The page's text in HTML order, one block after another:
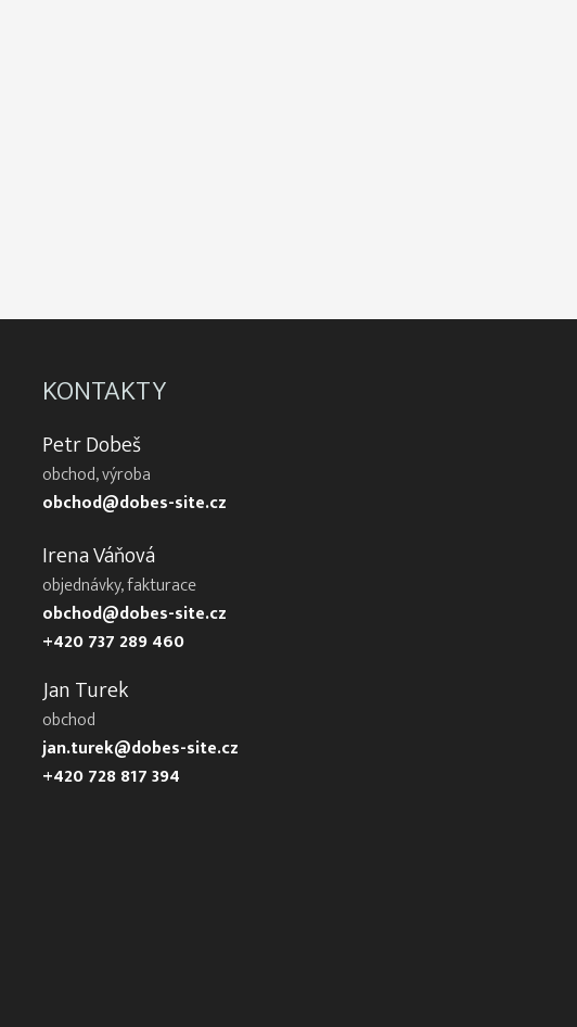
KONTAKTY
Petr Dobeš
obchod, výroba
obchod@dobes-site.cz
Irena Váňová
objednávky, fakturace
obchod@dobes-site.cz
+420 737 289 460
Jan Turek
obchod
jan.turek@dobes-site.cz
+420 728 817 394